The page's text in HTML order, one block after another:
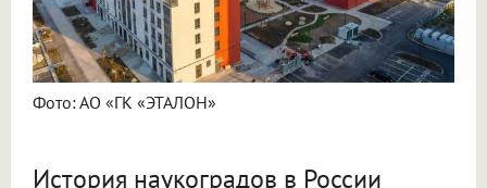
Фото: АО «ГК «ЭТАЛОН»
История наукоградов в России